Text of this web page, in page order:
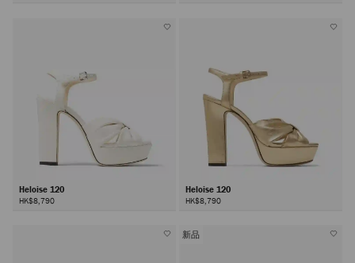
Heloise 120
HK$8,790
Heloise 120
HK$8,790
新品